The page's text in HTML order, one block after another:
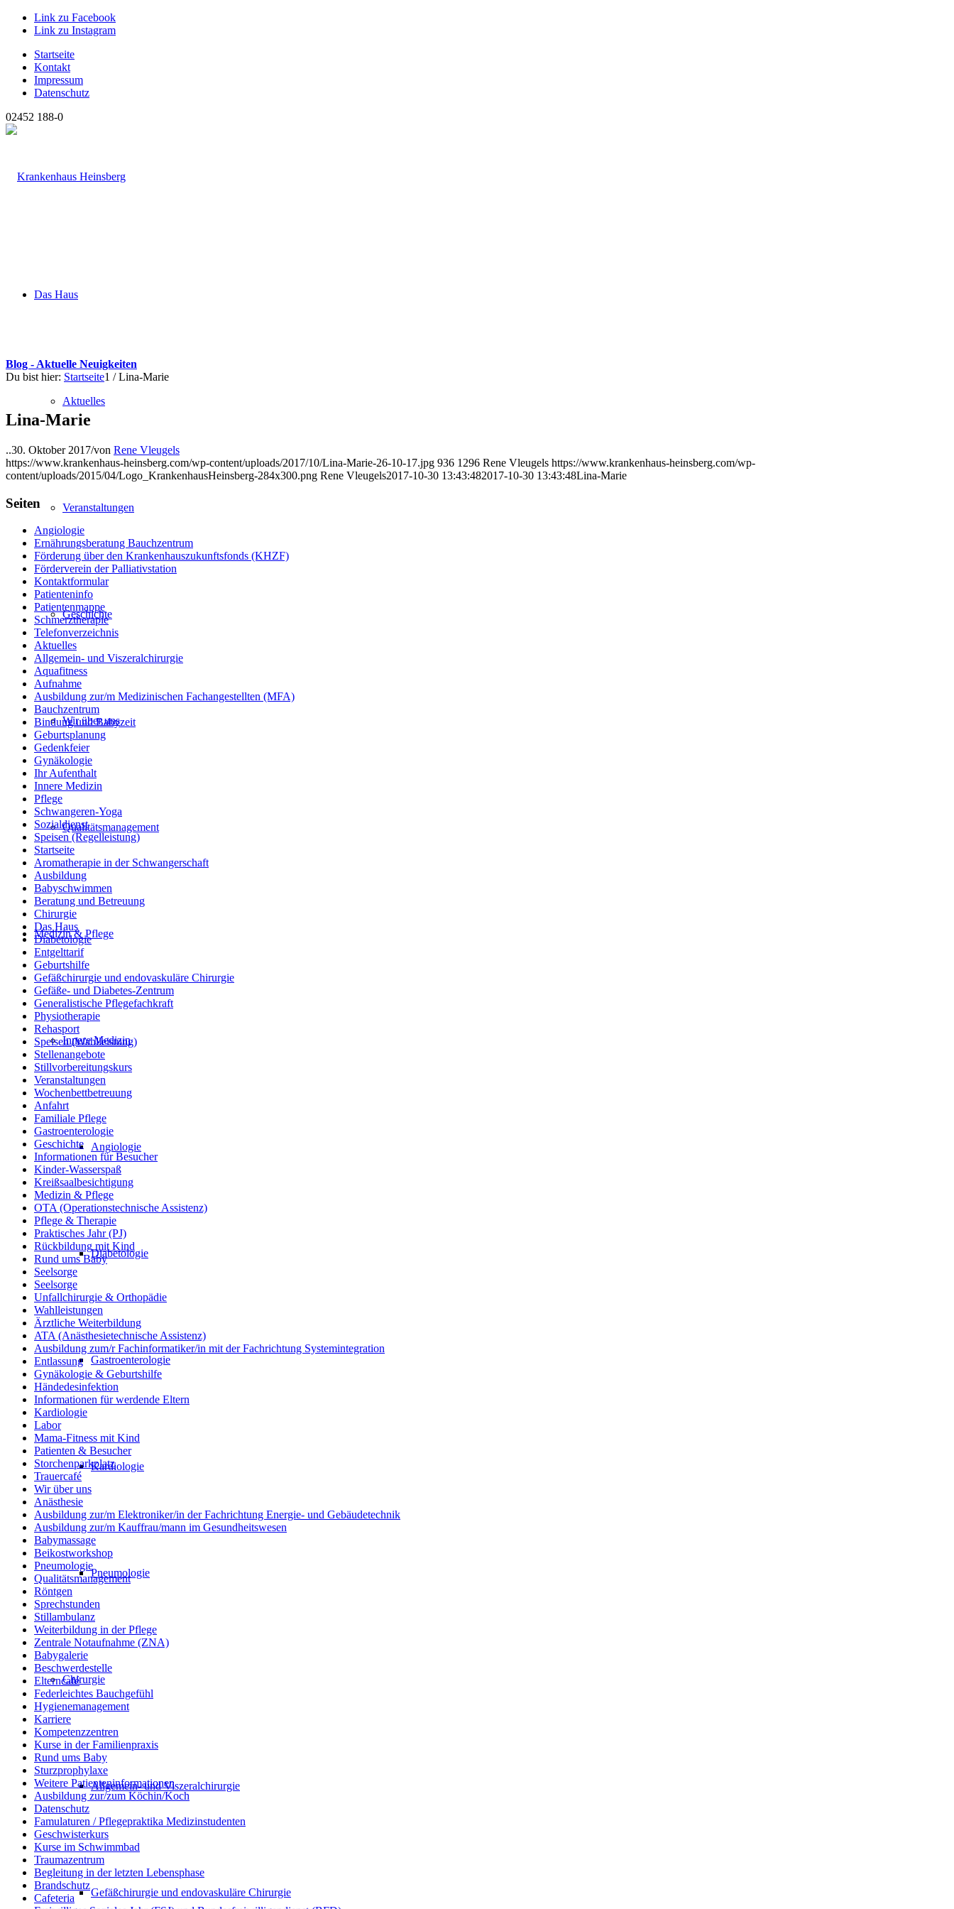
Link zu Facebook
Link zu Instagram
Startseite
Kontakt
Impressum
Datenschutz
02452 188-0
Das Haus
Aktuelles
Veranstaltungen
Geschichte
Wir über uns
Qualitätsmanagement
Medizin & Pflege
Innere Medizin
Angiologie
Diabetologie
Gastroenterologie
Kardiologie
Pneumologie
Chirurgie
Allgemein- und Viszeralchirurgie
Gefäßchirurgie und endovaskuläre Chirurgie
Blog - Aktuelle Neuigkeiten
Du bist hier: Startseite1 / Lina-Marie
Lina-Marie
..30. Oktober 2017/von Rene Vleugels
https://www.krankenhaus-heinsberg.com/wp-content/uploads/2017/10/Lina-Marie-26-10-17.jpg 936 1296 Rene Vleugels https://www.krankenhaus-heinsberg.com/wp-
content/uploads/2015/04/Logo_KrankenhausHeinsberg-284x300.png Rene Vleugels2017-10-30 13:43:482017-10-30 13:43:48Lina-Marie
Seiten
Angiologie
Ernährungsberatung Bauchzentrum
Förderung über den Krankenhauszukunftsfonds (KHZF)
Förderverein der Palliativstation
Kontaktformular
Patienteninfo
Patientenmappe
Schmerztherapie
Telefonverzeichnis
Aktuelles
Allgemein- und Viszeralchirurgie
Aquafitness
Aufnahme
Ausbildung zur/m Medizinischen Fachangestellten (MFA)
Bauchzentrum
Bindung und Babyzeit
Geburtsplanung
Gedenkfeier
Gynäkologie
Ihr Aufenthalt
Innere Medizin
Pflege
Schwangeren-Yoga
Sozialdienst
Speisen (Regelleistung)
Startseite
Aromatherapie in der Schwangerschaft
Ausbildung
Babyschwimmen
Beratung und Betreuung
Chirurgie
Das Haus
Diabetologie
Entgelttarif
Geburtshilfe
Gefäßchirurgie und endovaskuläre Chirurgie
Gefäße- und Diabetes-Zentrum
Generalistische Pflegefachkraft
Physiotherapie
Rehasport
Speisen (Wahlleistung)
Stellenangebote
Stillvorbereitungskurs
Veranstaltungen
Wochenbettbetreuung
Anfahrt
Familiale Pflege
Gastroenterologie
Geschichte
Informationen für Besucher
Kinder-Wasserspaß
Kreißsaalbesichtigung
Medizin & Pflege
OTA (Operationstechnische Assistenz)
Pflege & Therapie
Praktisches Jahr (PJ)
Rückbildung mit Kind
Rund ums Baby
Seelsorge
Seelsorge
Unfallchirurgie & Orthopädie
Wahlleistungen
Ärztliche Weiterbildung
ATA (Anästhesietechnische Assistenz)
Ausbildung zum/r Fachinformatiker/in mit der Fachrichtung Systemintegration
Entlassung
Gynäkologie & Geburtshilfe
Händedesinfektion
Informationen für werdende Eltern
Kardiologie
Labor
Mama-Fitness mit Kind
Patienten & Besucher
Storchenparkplatz
Trauercafé
Wir über uns
Anästhesie
Ausbildung zur/m Elektroniker/in der Fachrichtung Energie- und Gebäudetechnik
Ausbildung zur/m Kauffrau/mann im Gesundheitswesen
Babymassage
Beikostworkshop
Pneumologie
Qualitätsmanagement
Röntgen
Sprechstunden
Stillambulanz
Weiterbildung in der Pflege
Zentrale Notaufnahme (ZNA)
Babygalerie
Beschwerdestelle
Elterncafé
Federleichtes Bauchgefühl
Hygienemanagement
Karriere
Kompetenzzentren
Kurse in der Familienpraxis
Rund ums Baby
Sturzprophylaxe
Weitere Patienteninformationen
Ausbildung zur/zum Köchin/Koch
Datenschutz
Famulaturen / Pflegepraktika Medizinstudenten
Geschwisterkurs
Kurse im Schwimmbad
Traumazentrum
Begleitung in der letzten Lebensphase
Brandschutz
Cafeteria